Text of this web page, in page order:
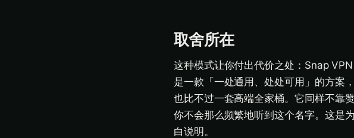
取舍所在
这种模式让你付出代价之处：Snap
是一款「一处通用、处处可用」的方案
也比不过一套高端全家桶。它同样不
你不会那么频繁地听到这个名字。这是
白说明。